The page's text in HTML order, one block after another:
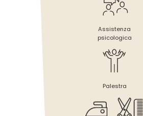
Assistenza
psicologica
Palestra